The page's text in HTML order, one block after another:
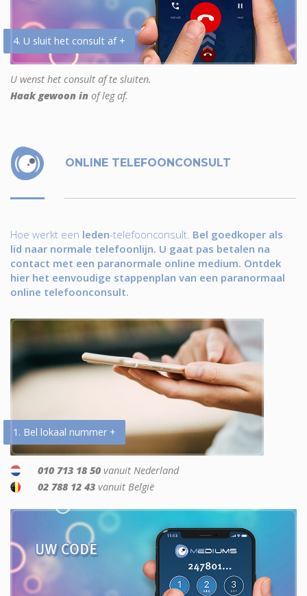
4. U sluit het consult af +
U wenst het consult af te sluiten.
Haak gewoon in of leg af.
ONLINE TELEFOONCONSULT
Hoe werkt een leden-telefoonconsult. Bel goedkoper als
lid naar normale telefoonlijn. U gaat pas betalen na
contact met een paranormale online medium. Ontdek
hier het eenvoudige stappenplan van een paranormaal
online telefoonconsult.
1. Bel lokaal nummer +
010 713 18 50 vanuit Nederland
02 788 12 43 vanuit België